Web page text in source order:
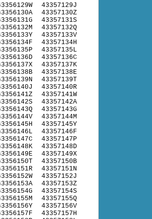
43357129J
43357130Z
43357131S
43357132Q
43357133V
43357134H
43357135L
43357136C
43357137K
43357138E
43357139T
43357140R
43357141W
43357142A
43357143G
43357144M
43357145Y
43357146F
43357147P
43357148D
43357149X
43357150B
43357151N
43357152J
43357153Z
43357154S
43357155Q
43357156V
43357157H